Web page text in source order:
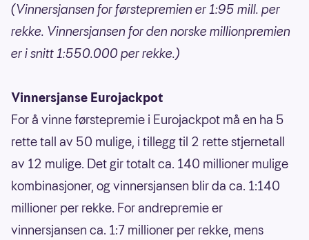
(Vinnersjansen for førstepremien er 1:95 mill. per
rekke. Vinnersjansen for den norske millionpremien
er i snitt 1:550.000 per rekke.)
Vinnersjanse Eurojackpot
For å vinne førstepremie i Eurojackpot må en ha 5
rette tall av 50 mulige, i tillegg til 2 rette stjernetall
av 12 mulige. Det gir totalt ca. 140 millioner mulige
kombinasjoner, og vinnersjansen blir da ca. 1:140
millioner per rekke. For andrepremie er
vinnersjansen ca. 1:7 millioner per rekke, mens